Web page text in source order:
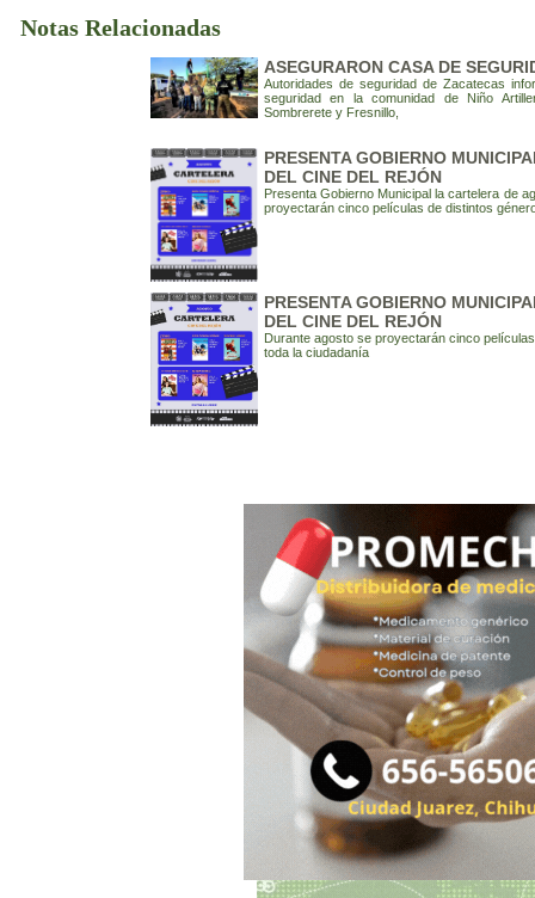
Notas Relacionadas
ASEGURARON CASA DE
Autoridades de seguridad de Zacatecas
seguridad en la comunidad de Niño
Sombrerete y Fresnillo,
PRESENTA GOBIERNO
DEL CINE DEL REJÓN
Presenta Gobierno Municipal la cartelera de
proyectarán cinco películas de distintos
PRESENTA GOBIERNO
DEL CINE DEL REJÓN
Durante agosto se proyectarán cinco
toda la ciudadanía